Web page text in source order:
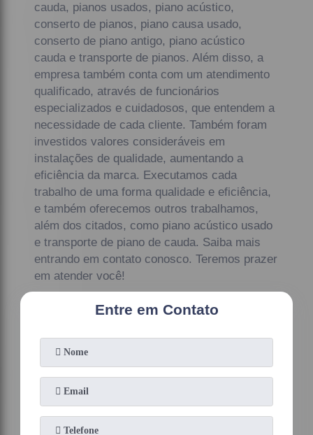
cauda, pianos usados, piano acústico,
conserto de pianos, piano causa usado,
conserto de piano antigo, piano acústico
cauda e transporte de pianos. Além disso, a
empresa também conta com um atendimento
qualificado, através de funcionários
especializados e cuidadosos, que entendem a
necessidade de cada cliente. Também foram
investidos valores consideráveis em
instalações de qualidade, aumentando a
eficiência da marca. Executamos cada
trabalho de uma forma qualidade e eficiência,
e também oferecemos outros trabalhamos,
além dos citados, como piano acústico usado
e transporte de piano de cauda. Saiba mais
entrando em contato conosco. Teremos prazer
em atender você!
Entre em Contato